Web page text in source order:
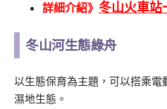
詳細介紹》 冬山火車站
冬山河生態綠舟
以生態保育為主題，可以搭乘
濕地生態。